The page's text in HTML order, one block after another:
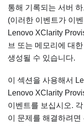
통해 기록되는 서버
(이러한 이벤트가 이
Lenovo XClarity
브 또는 메모리에 대
생성될 수 있습니다.
이 섹션을 사용해서
Lenovo XClarity
이벤트를 보십시오.
이 문제를 해결하려면